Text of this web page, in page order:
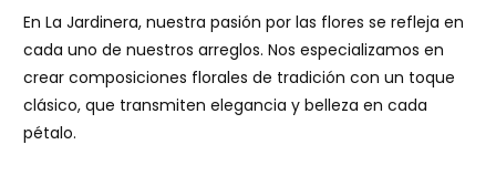
En La Jardinera, nuestra pasión por las flores se refleja en
cada uno de nuestros arreglos. Nos especializamos en
crear composiciones florales de tradición con un toque
clásico, que transmiten elegancia y belleza en cada
pétalo.